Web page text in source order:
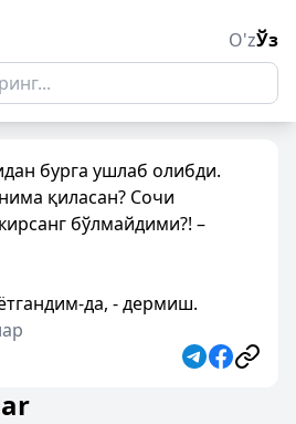
O'zЎз
бурга ушлаб олибди.
қиласан? Сочи
бўлмайдими?! –
да, - дермиш.